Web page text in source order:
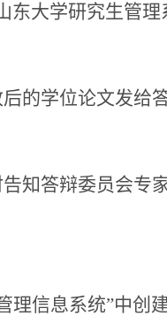
东大学研究生管
的学位论文发给
知答辩委员会专
理信息系统”中创